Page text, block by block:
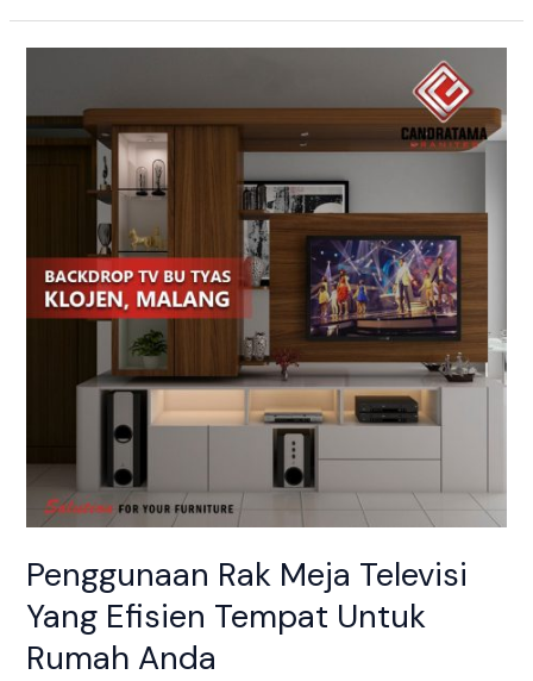
Penggunaan Rak Meja Televisi
Yang Efisien Tempat Untuk
Rumah Anda
Meja
Untuk
Rumah
Anda